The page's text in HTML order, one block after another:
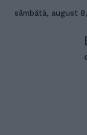
sâmbătă, august